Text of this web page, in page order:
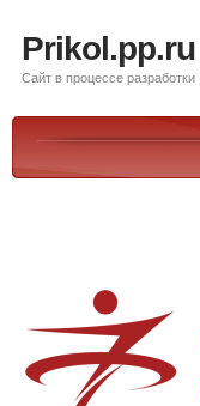
Prikol.pp.ru
Сайт в процессе разработки